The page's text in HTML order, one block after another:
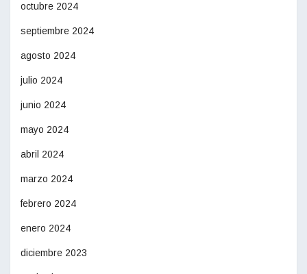
octubre 2024
septiembre 2024
agosto 2024
julio 2024
junio 2024
mayo 2024
abril 2024
marzo 2024
febrero 2024
enero 2024
diciembre 2023